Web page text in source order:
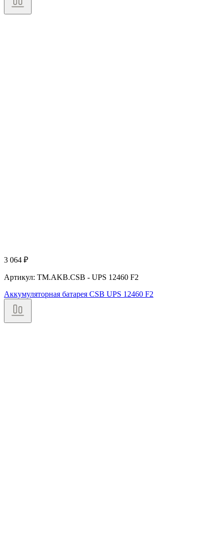
3 064 ₽
Артикул: TM.AKB.CSB - UPS 12460 F2
Аккумуляторная батарея CSB UPS 12460 F2